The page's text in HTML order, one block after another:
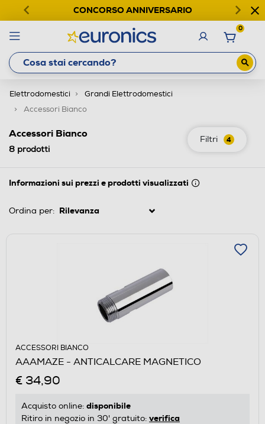
CONCORSO ANNIVERSARIO
0
Elettrodomestici
Grandi Elettrodomestici
Accessori Bianco
Filtri 4
Accessori Bianco
8 prodotti
Informazioni sui prezzi e prodotti visualizzati
Ordina per:
ACCESSORI BIANCO
AAAMAZE - ANTICALCARE MAGNETICO
€ 34,90
Acquisto online: disponibile
Ritiro in negozio in 30' gratuito: verifica